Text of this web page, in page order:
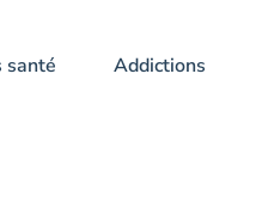
santé Addictions